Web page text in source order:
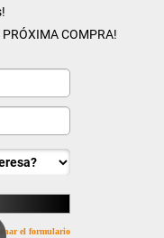
PRÓXIMA COMPRA!
el formulario